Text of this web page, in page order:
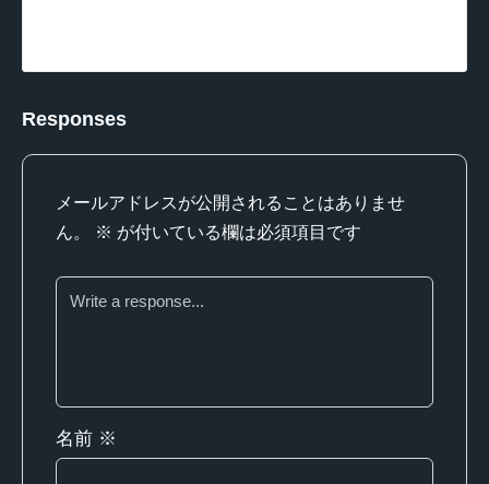
Responses
メールアドレスが公開されることはありませ
ん。
※ が付いている欄は必須項目です
名前 ※